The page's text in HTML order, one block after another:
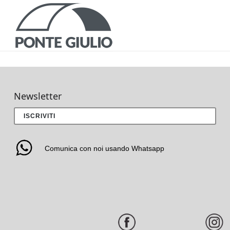
Newsletter
ISCRIVITI
Comunica con noi usando Whatsapp